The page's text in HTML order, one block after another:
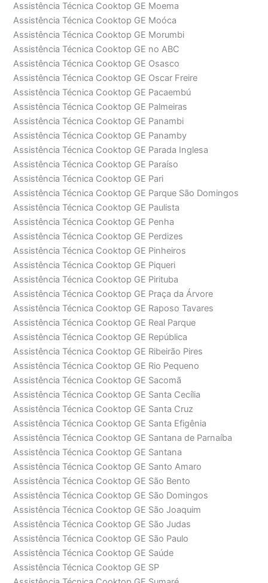
Assistência Técnica Cooktop GE Moema
Assistência Técnica Cooktop GE Moóca
Assistência Técnica Cooktop GE Morumbi
Assistência Técnica Cooktop GE no ABC
Assistência Técnica Cooktop GE Osasco
Assistência Técnica Cooktop GE Oscar Freire
Assistência Técnica Cooktop GE Pacaembú
Assistência Técnica Cooktop GE Palmeiras
Assistência Técnica Cooktop GE Panambi
Assistência Técnica Cooktop GE Panamby
Assistência Técnica Cooktop GE Parada Inglesa
Assistência Técnica Cooktop GE Paraíso
Assistência Técnica Cooktop GE Pari
Assistência Técnica Cooktop GE Parque São Domingos
Assistência Técnica Cooktop GE Paulista
Assistência Técnica Cooktop GE Penha
Assistência Técnica Cooktop GE Perdizes
Assistência Técnica Cooktop GE Pinheiros
Assistência Técnica Cooktop GE Piqueri
Assistência Técnica Cooktop GE Pirituba
Assistência Técnica Cooktop GE Praça da Árvore
Assistência Técnica Cooktop GE Raposo Tavares
Assistência Técnica Cooktop GE Real Parque
Assistência Técnica Cooktop GE República
Assistência Técnica Cooktop GE Ribeirão Pires
Assistência Técnica Cooktop GE Rio Pequeno
Assistência Técnica Cooktop GE Sacomã
Assistência Técnica Cooktop GE Santa Cecília
Assistência Técnica Cooktop GE Santa Cruz
Assistência Técnica Cooktop GE Santa Efigênia
Assistência Técnica Cooktop GE Santana de Parnaíba
Assistência Técnica Cooktop GE Santana
Assistência Técnica Cooktop GE Santo Amaro
Assistência Técnica Cooktop GE São Bento
Assistência Técnica Cooktop GE São Domingos
Assistência Técnica Cooktop GE São Joaquim
Assistência Técnica Cooktop GE São Judas
Assistência Técnica Cooktop GE São Paulo
Assistência Técnica Cooktop GE Saúde
Assistência Técnica Cooktop GE SP